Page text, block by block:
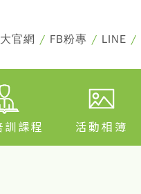
官網 / FB粉專 / LINE /
訓課程 活動相簿